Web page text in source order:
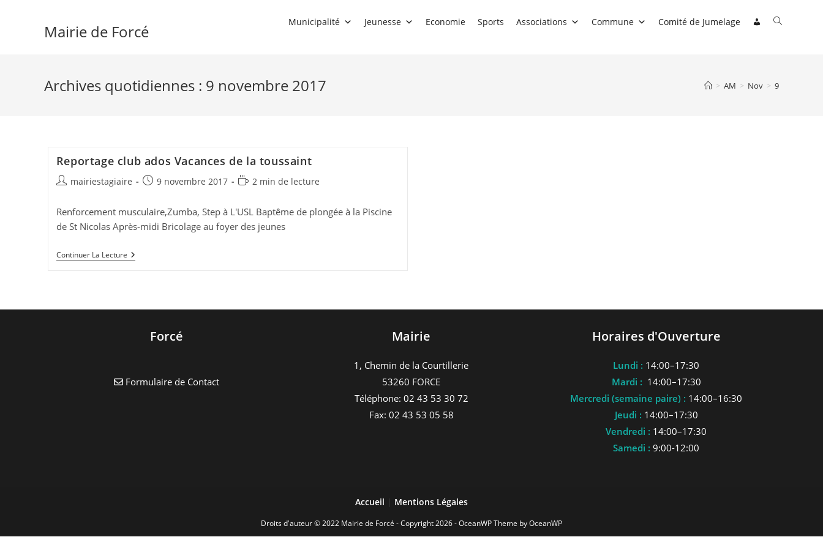
Mairie de Forcé Municipalité Jeunesse Economie Sports Associations Commune Comité de Jumelage Toggle
Archives quotidiennes : 9 novembre 2017 > AM > Nov > 9
Reportage club ados Vacances de la toussaint
Auteur/autrice
la
publication :
mairiestagiaire
Publication
9 novembre 2017
Temps
lecture :
2 min de lecture
Renforcement musculaire,Zumba, Step à L'USL Baptême de plongée à la Piscine
de St Nicolas Après-midi Bricolage au foyer des jeunes
Continuer La LectureReportage
Club
Toussaint
Forcé
Formulaire de Contact
Mairie
1, Chemin de la Courtillerie
53260 FORCE
Téléphone: 02 43 53 30 72
Fax: 02 43 53 05 58
Horaires d'Ouverture
Lundi : 14:00–17:30
Mardi : 14:00–17:30
Mercredi (semaine paire) : 14:00–16:30
Jeudi : 14:00–17:30
Vendredi : 14:00–17:30
Samedi : 9:00-12:00
Accueil Mentions Légales
Droits d'auteur © 2022 Mairie de Forcé - Copyright 2026 - OceanWP Theme by OceanWP